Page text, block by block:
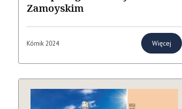
Zamoyskim
Kórnik 2024 Więcej